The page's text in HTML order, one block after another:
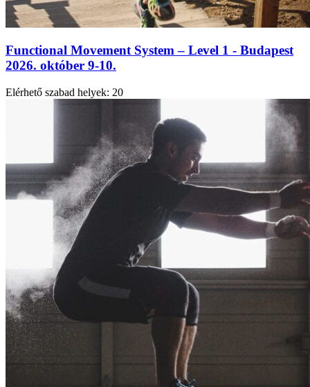
Functional Movement System – Level 1 - Budapest
2026. október 9-10.
Elérhető szabad helyek: 20